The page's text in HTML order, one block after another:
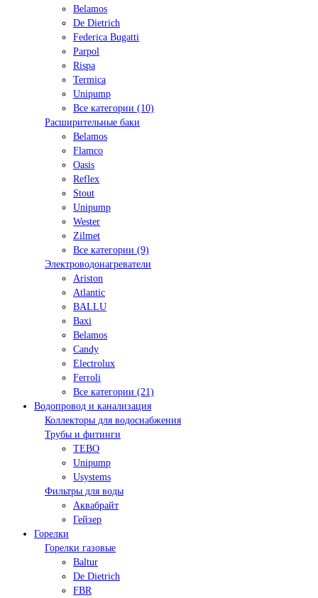
Belamos
De Dietrich
Federica Bugatti
Parpol
Rispa
Termica
Unipump
Все категории (10)
Расширительные баки
Belamos
Flamco
Oasis
Reflex
Stout
Unipump
Wester
Zilmet
Все категории (9)
Электроводонагреватели
Ariston
Atlantic
BALLU
Baxi
Belamos
Candy
Electrolux
Ferroli
Все категории (21)
Водопровод и канализация
Коллекторы для водоснабжения
Трубы и фитинги
TEBO
Unipump
Usystems
Фильтры для воды
Аквабрайт
Гейзер
Горелки
Горелки газовые
Baltur
De Dietrich
FBR